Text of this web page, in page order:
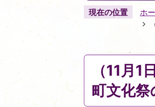
現在の位置 ホ
（11月
町文化